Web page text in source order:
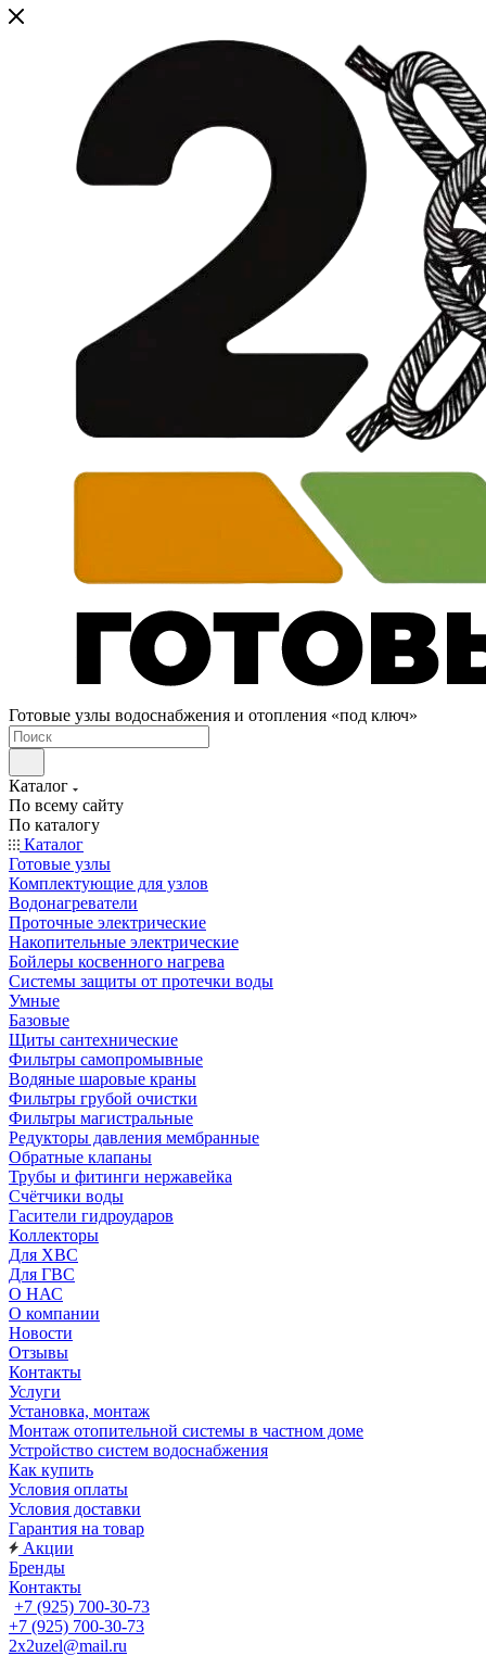
Готовые узлы водоснабжения и отопления «под ключ»
Каталог
По всему сайту
По каталогу
Каталог
Готовые узлы
Комплектующие для узлов
Водонагреватели
Проточные электрические
Накопительные электрические
Бойлеры косвенного нагрева
Системы защиты от протечки воды
Умные
Базовые
Щиты сантехнические
Фильтры самопромывные
Водяные шаровые краны
Фильтры грубой очистки
Фильтры магистральные
Редукторы давления мембранные
Обратные клапаны
Трубы и фитинги нержавейка
Счётчики воды
Гасители гидроударов
Коллекторы
Для ХВС
Для ГВС
О НАС
О компании
Новости
Отзывы
Контакты
Услуги
Установка, монтаж
Монтаж отопительной системы в частном доме
Устройство систем водоснабжения
Как купить
Условия оплаты
Условия доставки
Гарантия на товар
Акции
Бренды
Контакты
+7 (925) 700-30-73
+7 (925) 700-30-73
2x2uzel@mail.ru